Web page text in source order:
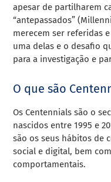
apesar de partilharem
“antepassados”
merecem ser referidas
uma delas e o desafio
para a investigação e
O que são
Os Centennials são o
nascidos entre 1995 e
são os seus hábitos de
social e digital, bem
comportamentais.